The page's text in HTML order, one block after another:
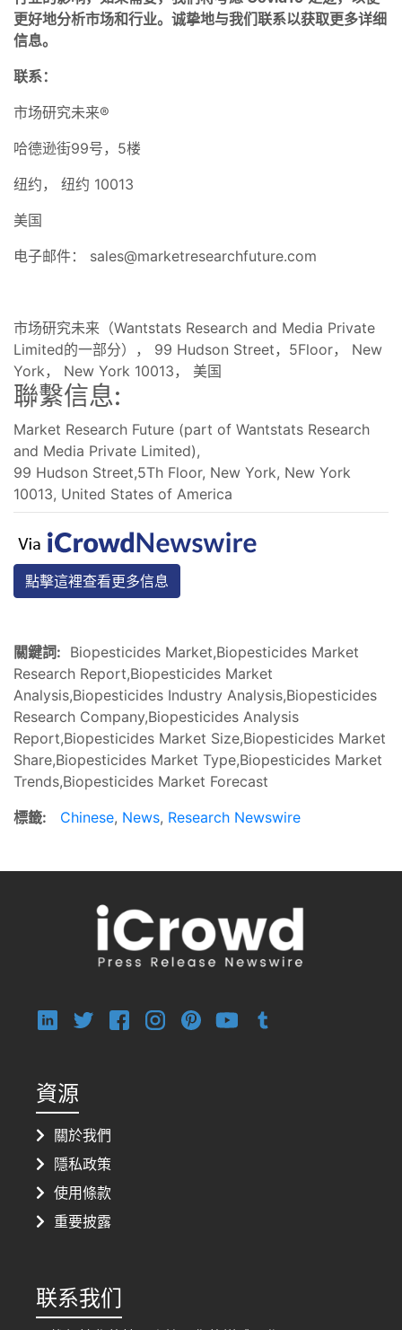
更好地分析市场和行业。诚挚地与我们联系以获取更多详细
信息。
联系：
市场研究未来®
哈德逊街99号，5楼
纽约， 纽约 10013
美国
电子邮件： sales@marketresearchfuture.com
市场研究未来（Wantstats Research and Media Private
Limited的一部分）， 99 Hudson Street，5Floor， New
York， New York 10013， 美国
聯繫信息:
Market Research Future (part of Wantstats Research
and Media Private Limited),
99 Hudson Street,5Th Floor, New York, New York
10013, United States of America
點擊這裡查看更多信息
關鍵詞: Biopesticides Market,Biopesticides Market
Research Report,Biopesticides Market
Analysis,Biopesticides Industry Analysis,Biopesticides
Research Company,Biopesticides Analysis
Report,Biopesticides Market Size,Biopesticides Market
Share,Biopesticides Market Type,Biopesticides Market
Trends,Biopesticides Market Forecast
標籤:
Chinese, News, Research Newswire
資源
關於我們
隱私政策
使用條款
重要披露
联系我们